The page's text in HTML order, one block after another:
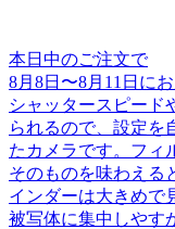
本日中のご注文で
8月8日 〜8月11日 に
シャッタースピード
られるので、設定を
たカメラです。フィ
そのものを味わえる
インダーは大きめで
被写体に集中しやす